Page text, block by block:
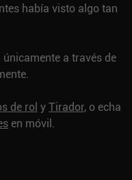
había visto algo tan
a través de
de rol yTirador, o echa
en móvil.